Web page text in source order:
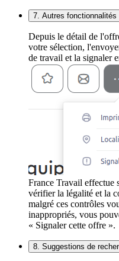
7. Autres fonctionnalités
Depuis le détail de
votre sélection,
de travail et la signaler
France Travail effectue
vérifier la légalité et la
malgré ces contrôles
inappropriés, vous
« Signaler cette offre ».
8. Suggestions de